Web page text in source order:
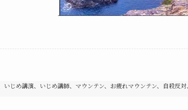
いじめ講演、いじめ講師、マウンテン、お疲れマウンテン、自殺反